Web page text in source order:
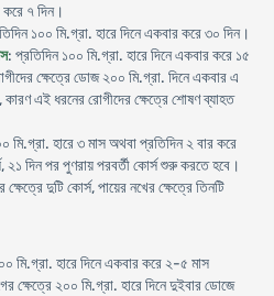
৭ দিন।
১০০ মি.গ্রা. হারে দিনে একবার করে ৩০ দিন।
: প্রতিদিন ১০০ মি.গ্রা. হারে দিনে একবার করে ১৫
ক্ষেত্রে ডোজ ২০০ মি.গ্রা. দিনে একবার এ
কারণ এই ধরনের রোগীদের ক্ষেত্রে শোষণ ব্যাহত
মি.গ্রা. হারে ৩ মাস অথবা প্রতিদিন ২ বার করে
২১ দিন পর পুণরায় পরবর্তী কোর্স শুরু করতে হবে।
দুটি কোর্স, পায়ের নখের ক্ষেত্রে তিনটি
মি.গ্রা. হারে দিনে একবার করে ২-৫ মাস
ক্ষেত্রে ২০০ মি.গ্রা. হারে দিনে দুইবার ডোজে